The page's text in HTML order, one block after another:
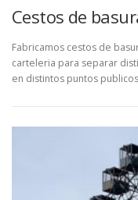
Cestos de
Fabricamos cestos de
carteleria para separar
en distintos puntos